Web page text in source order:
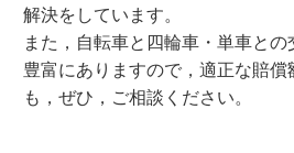
解決をしています。
また，自転車と四輪車・単車と
豊富にありますので，適正な賠
も，ぜひ，ご相談ください。